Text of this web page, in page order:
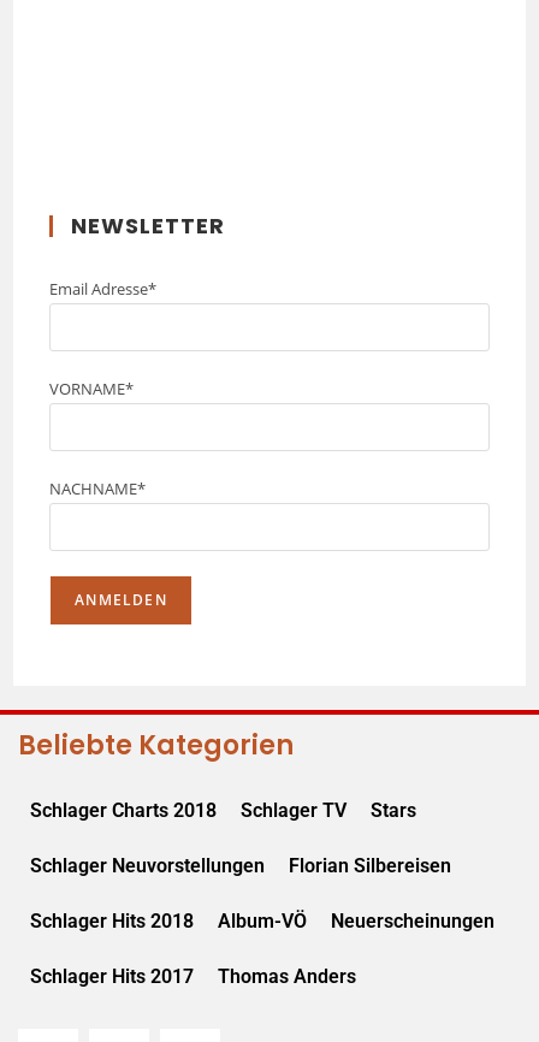
NEWSLETTER
Email Adresse*
VORNAME*
NACHNAME*
Beliebte Kategorien
Schlager Charts 2018 Schlager TV Stars
Schlager Neuvorstellungen Florian Silbereisen
Schlager Hits 2018 Album-VÖ Neuerscheinungen
Schlager Hits 2017 Thomas Anders